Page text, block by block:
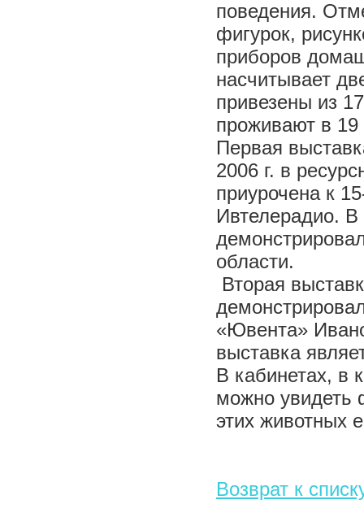
поведения.
фигурок,
приборов
насчитывает
привезены из
проживают в 19
Первая
2006 г. в
приурочена к
Ивтелерадио. В
области.
Вторая
«Ювента»
выставка
В кабинетах, в
можно увидеть
этих животных
Возврат к